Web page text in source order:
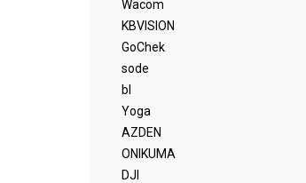
Wacom
KBVISION
GoChek
sode
bl
Yoga
AZDEN
ONIKUMA
DJI